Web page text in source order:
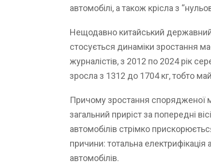
автомобілі, а також крісла з
Нещодавно китайський державний
стосується динаміки зростання
журналістів, з 2012 по 2024 рік
зросла з 1312 до 1704 кг, тобто
Причому зростання спорядженої
загальний приріст за попередні
автомобілів стрімко
причини: тотальна електрифікація
автомобілів.